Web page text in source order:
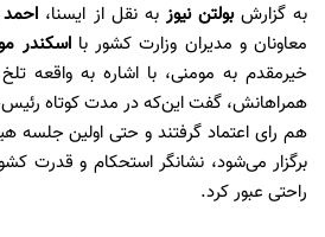
به گزارشبولتن نیوز به نقل از ایسنا،
معاونان و مدیران وزارت کشور بااسکندر
خیرمقدم به مومنی، با اشاره به واقعه
همراهانش، گفت این‌که در مدت کوتاه
هم رای اعتماد گرفتند و حتی اولین
برگزار می‌شود، نشانگر استحکام و قدرت
راحتی عبور کرد.